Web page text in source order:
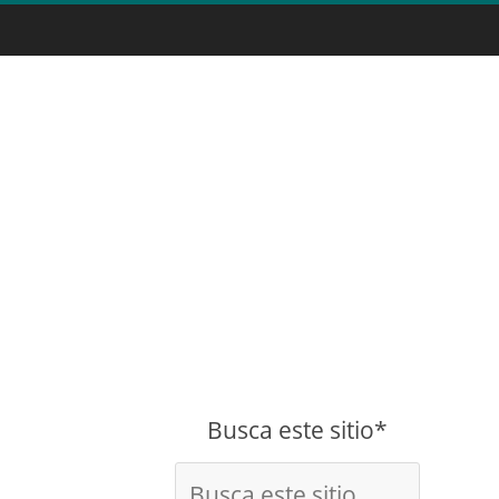
Busca este sitio*